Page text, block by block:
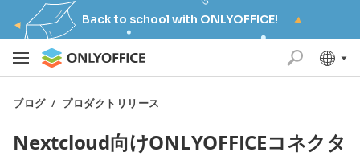
Back to school with ONLYOFFICE!
ブログ/ プロダクトリリース
Nextcloud向けONLYOFFICEコネクタ